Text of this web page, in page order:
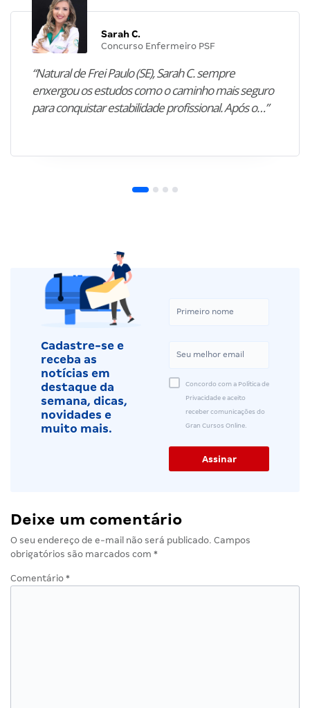
Sarah C.
Concurso Enfermeiro PSF
“Natural de Frei Paulo (SE), Sarah C. sempre
enxergou os estudos como o caminho mais seguro
para conquistar estabilidade profissional. Após o…”
Cadastre-se e
receba as
notícias em
destaque da
semana, dicas,
novidades e
muito mais.
Concordo com a Política de
Privacidade e aceito
receber comunicações do
Gran Cursos Online.
Deixe um comentário
O seu endereço de e-mail não será publicado. Campos
obrigatórios são marcados com *
Comentário *